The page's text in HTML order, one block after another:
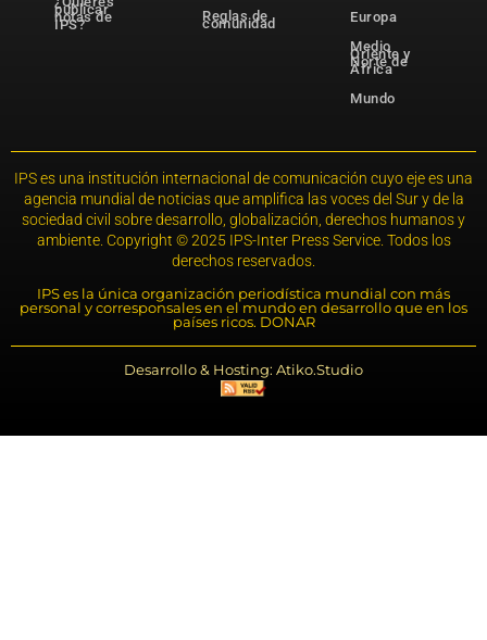
publicar
notas de
IPS?
Reglas de
comunidad
Europa
Medio
Oriente y
Norte de
África
Mundo
IPS es una institución internacional de comunicación cuyo eje es una
agencia mundial de noticias que amplifica las voces del Sur y de la
sociedad civil sobre desarrollo, globalización, derechos humanos y
ambiente. Copyright © 2025 IPS-Inter Press Service. Todos los
derechos reservados.
IPS es la única organización periodística mundial con más
personal y corresponsales en el mundo en desarrollo que en los
países ricos. DONAR
Desarrollo & Hosting: Atiko.Studio